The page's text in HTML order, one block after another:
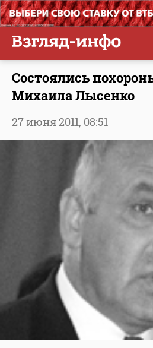
Состоялись
Михаила Лысенко
27 июня 2011, 08:51